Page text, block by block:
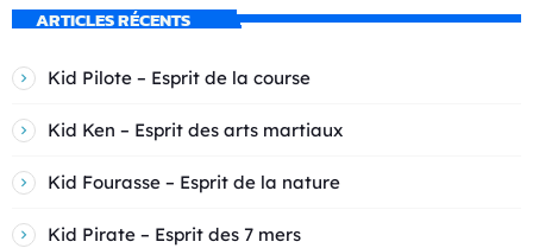
ARTICLES RÉCENTS
Kid Pilote – Esprit de la course
Kid Ken – Esprit des arts martiaux
Kid Fourasse – Esprit de la nature
Kid Pirate – Esprit des 7 mers